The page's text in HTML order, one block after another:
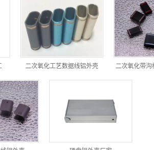
二次氧化工艺数据线铝外壳 二次氧化带沟